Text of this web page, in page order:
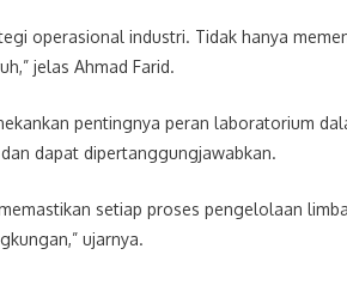
operasional industri. Tidak hanya
jelas Ahmad Farid.
pentingnya peran laboratorium
dapat dipertanggungjawabkan.
setiap proses pengelolaan
ujarnya.